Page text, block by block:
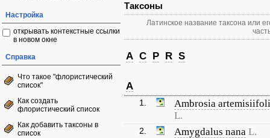
Настройка
открывать контекстные ссылки
в новом окне
Справка
Что такое "флористический
список"
Как создать
флористический список
Как добавить таксоны в
список
Таксоны
Латинское название таксона или
A C P R S
A
1.
Ambrosia
L.
2. Amygdalus nana L.